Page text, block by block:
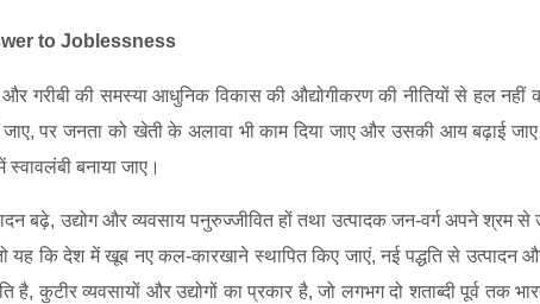
to Joblessness
और गरीबी की समस्या आधुनिक विकास की औद्योगीकरण की नीतियों से हल
,पर जनता को खेती के अलावा भी काम दिया जाए और उसकी आय बढ़ाई
बनाया जाए।
बढ़े, उद्योग और व्यवसाय पनुरुज्जीवित हों तथा उत्पादक जन-वर्ग अपने श्रम से
यह कि देश में खूब नए कल-कारखाने स्थापित किए जाएं, नई पद्धति से उत्पादन
है, कुटीर व्यवसायों और उद्योगों का प्रकार है, जो लगभग दो शताब्दी पूर्व तक